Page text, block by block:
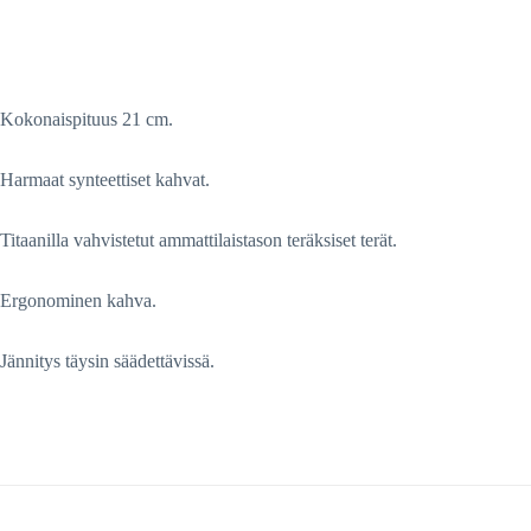
Kokonaispituus 21 cm.
Harmaat synteettiset kahvat.
Titaanilla vahvistetut ammattilaistason teräksiset terät.
Ergonominen kahva.
Jännitys täysin säädettävissä.